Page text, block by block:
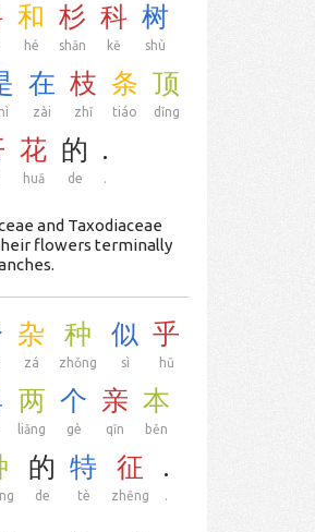
和
hé
杉
shān
科
kē
树
shù
在
zài
枝
zhī
条
tiáo
顶
dǐng
花
huā
的
de
.
.
and Taxodiaceae
flowers terminally
杂
zá
种
zhǒng
似
sì
乎
hū
两
liǎng
个
gè
亲
qīn
本
běn
的
de
特
tè
征
zhēng
.
.